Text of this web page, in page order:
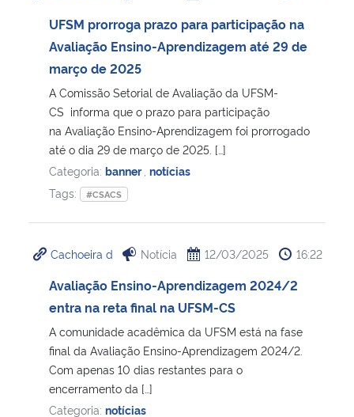
Banco Central do Brasil
UFSM prorroga prazo para participação na
Avaliação Ensino-Aprendizagem até 29 de
março de 2025
A Comissão Setorial de Avaliação da UFSM-
CS informa que o prazo para participação
na Avaliação Ensino-Aprendizagem foi prorrogado
até o dia 29 de março de 2025. […]
Categoria: banner notícias
Tags:
#CSACS
Cachoeira d Notícia 12/03/2025 16:22
Avaliação Ensino-Aprendizagem 2024/2
entra na reta final na UFSM-CS
A comunidade acadêmica da UFSM está na fase
final da Avaliação Ensino-Aprendizagem 2024/2.
Com apenas 10 dias restantes para o
encerramento da […]
Categoria: notícias